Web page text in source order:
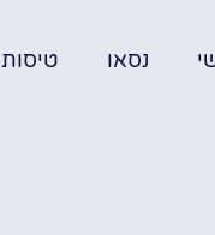
נסאו טיסות